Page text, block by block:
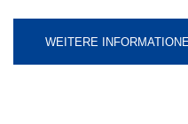
WEITERE